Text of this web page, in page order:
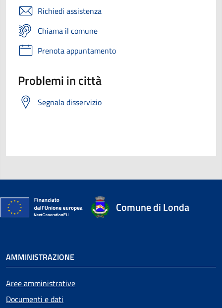
Richiedi assistenza
Chiama il comune
Prenota appuntamento
Problemi in città
Segnala disservizio
Comune di Londa
AMMINISTRAZIONE
Aree amministrative
Documenti e dati